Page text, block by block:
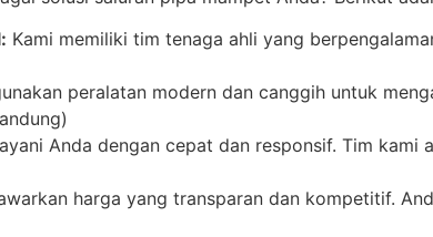
Kami memiliki tim tenaga ahli yang
peralatan modern dan canggih untuk
Anda dengan cepat dan responsif. Tim kami
harga yang transparan dan kompetitif.